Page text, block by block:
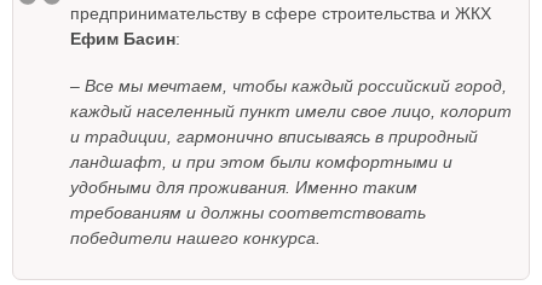
предпринимательству в сфере строительства и ЖКХ
Ефим Басин:
– Все мы мечтаем, чтобы каждый российский город,
каждый населенный пункт имели свое лицо, колорит
и традиции, гармонично вписываясь в природный
ландшафт, и при этом были комфортными и
удобными для проживания. Именно таким
требованиям и должны соответствовать
победители нашего конкурса.